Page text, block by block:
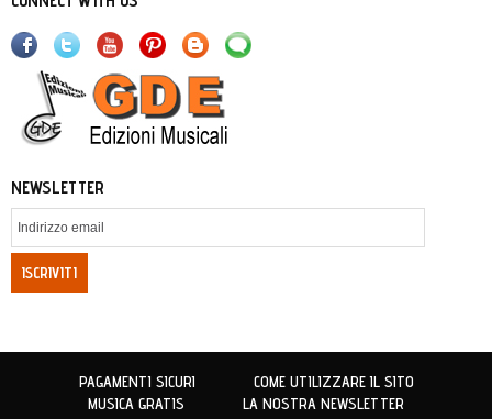
NEWSLETTER
ISCRIVITI
PAGAMENTI SICURI
COME UTILIZZARE IL SITO
MUSICA GRATIS
LA NOSTRA NEWSLETTER